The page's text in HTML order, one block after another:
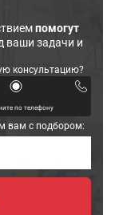
помогут
ваши задачи и
консультацию?
по телефону
вам с подбором: